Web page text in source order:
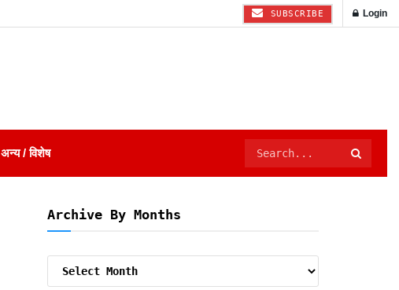
SUBSCRIBE Login
अन्य / विशेष
Archive By Months